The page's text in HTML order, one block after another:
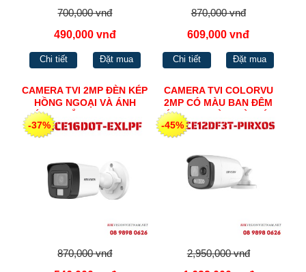
700,000 vnđ
490,000 vnđ
Chi tiết Đặt mua
870,000 vnđ
609,000 vnđ
Chi tiết Đặt mua
CAMERA TVI 2MP ĐÈN KÉP
HỒNG NGOẠI VÀ ÁNH
SÁNG TRẮNG HIKVISION
DS-2CE16D0T-EXLPF
-37%
870,000 vnđ
CAMERA TVI COLORVU
2MP CÓ MÀU BAN ĐÊM
TÍCH HỢP ĐÈN, CÒI BÁO
ĐỘNG, ĐÀM THOẠI 2
CHIỀU HIKVISION DS-
-45%
2,950,000 vnđ